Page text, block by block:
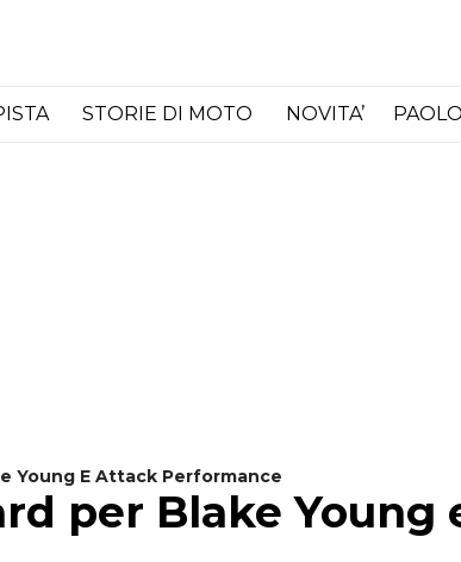
STORIE DI MOTO NOVITA’
Young E Attack Performance
per Blake Young